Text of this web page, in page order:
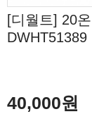
[디월트] 20
DWHT51389
40,000원